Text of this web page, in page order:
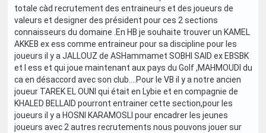
totale càd recrutement des entraineurs et des joueurs de
valeurs et designer des président pour ces 2 sections
connaisseurs du domaine .En HB je souhaite trouver un KAMEL
AKKEB ex ess comme entraineur pour sa discipline pour les
joueurs il y a JALLOUZ de ASHammamet SOBHI SAID ex EBSBK
et l ess et qui joue maintenant aux pays du Golf ,MAHMOUDI du
ca en désaccord avec son club....Pour le VB il y a notre ancien
joueur TAREK EL OUNI qui était en Lybie et en compagnie de
KHALED BELLAID pourront entrainer cette section,pour les
joueurs il y a HOSNI KARAMOSLI pour encadrer les jeunes
joueurs avec 2 autres recrutements nous pouvons jouer sur